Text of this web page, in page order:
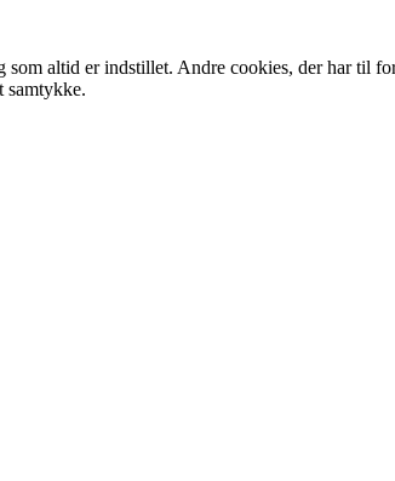
altid er indstillet. Andre cookies, der har til
samtykke.